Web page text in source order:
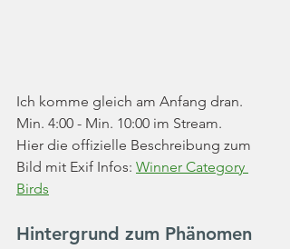
Ich komme gleich am Anfang dran.
Min. 4:00 - Min. 10:00 im Stream.
Hier die offizielle Beschreibung zum
Bild mit Exif Infos: Winner Category
Birds
Hintergrund zum Phänomen